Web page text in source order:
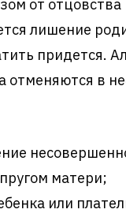
от отцовства
лишение
придется.
отменяются в
матери;
или